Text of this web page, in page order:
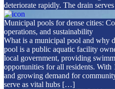
deteriorate rapidly. The drain
Municipal pools for dense cities:
operations, and sustainability
What is a municipal pool and why
pool is a public aquatic facility
local government, providing
opportunities for all residents.
and growing demand for
serve as vital hubs […]